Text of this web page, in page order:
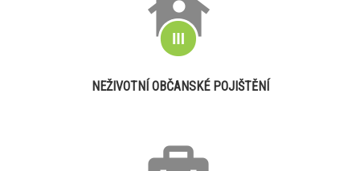
NEŽIVOTNÍ OBČANSKÉ POJIŠTĚNÍ